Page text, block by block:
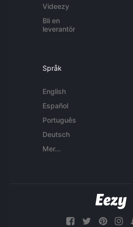
Videezy
Bli en
leverantör
Språk
English
Español
Português
Deutsch
Mer...